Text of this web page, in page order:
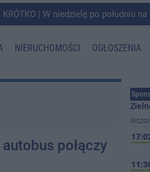
| W niedzielę po południu na skrzyżowaniu ulic Szosa Bydgoska i Równinna doszło do
NIERUCHOMOŚCI OGŁOSZENIA
połączy